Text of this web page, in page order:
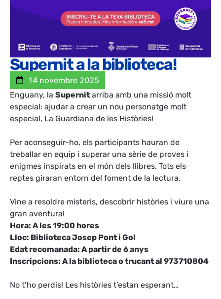
Supernit a la biblioteca!
14 novembre 2025
Enguany, la Supernit arriba amb una missió molt
especial: ajudar a crear un nou personatge molt
especial, La Guardiana de les Històries!
Per aconseguir-ho, els participants hauran de
treballar en equip i superar una sèrie de proves i
enigmes inspirats en el món dels llibres. Tots els
reptes giraran entorn del foment de la lectura.
Vine a resoldre misteris, descobrir històries i viure una
gran aventura!
Hora: A les 19:00 hores
Lloc: Biblioteca Josep Pont i Gol
Edat recomanada: A partir de 6 anys
Inscripcions: A la biblioteca o trucant al 973710804
No t’ho perdis! Les històries t’estan esperant…